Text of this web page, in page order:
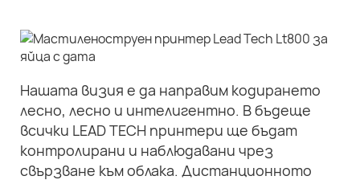
Нашата визия е да направим кодирането
лесно, лесно и интелигентно. В бъдеще
всички LEAD TECH принтери ще бъдат
контролирани и наблюдавани чрез
свързване към облака. Дистанционното